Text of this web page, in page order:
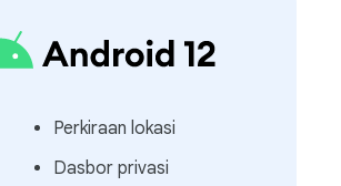
Perkiraan lokasi
Dasbor privasi